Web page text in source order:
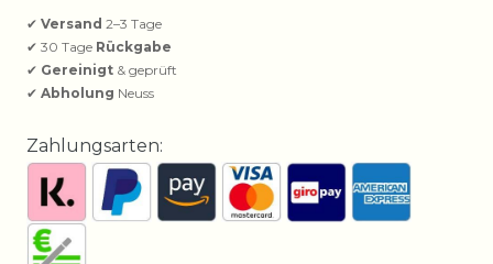
✔ Versand 2–3 Tage
✔ 30 Tage Rückgabe
✔ Gereinigt & geprüft
✔ Abholung Neuss
Zahlungsarten: